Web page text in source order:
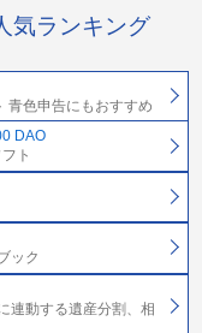
気ランキング
青色申告にもおすすめ
DAO
ト
ック
連動する遺産分割、相